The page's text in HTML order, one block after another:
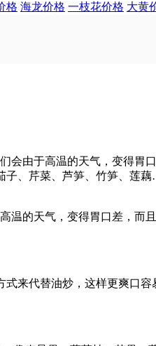
格 海龙价格 一枝花价格 大黄
由于高温的天气，变得胃
、芹菜、芦笋、竹笋、
温的天气，变得胃口差，而
来代替油炒，这样更爽口